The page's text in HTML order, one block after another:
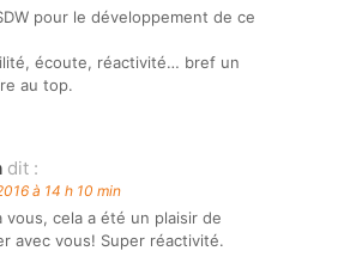
pour le développement de ce
écoute, réactivité… bref un
au top.
dit :
à 14 h 10 min
vous, cela a été un plaisir de
avec vous! Super réactivité.